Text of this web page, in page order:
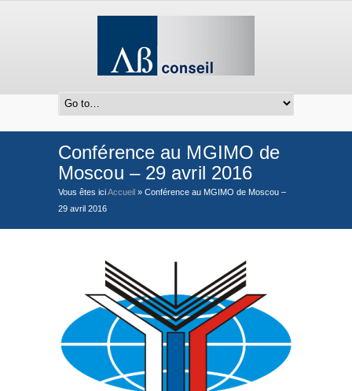
Conférence au MGIMO de
Moscou – 29 avril 2016
Vous êtes iciAccueil » Conférence au MGIMO de Moscou –
29 avril 2016